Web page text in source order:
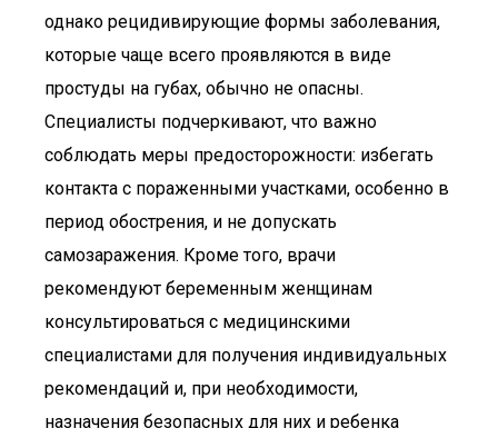
однако рецидивирующие формы заболевания,
которые чаще всего проявляются в виде
простуды на губах, обычно не опасны.
Специалисты подчеркивают, что важно
соблюдать меры предосторожности: избегать
контакта с пораженными участками, особенно в
период обострения, и не допускать
самозаражения. Кроме того, врачи
рекомендуют беременным женщинам
консультироваться с медицинскими
специалистами для получения индивидуальных
рекомендаций и, при необходимости,
назначения безопасных для них и ребенка